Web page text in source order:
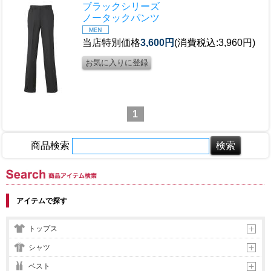
ブラックシリーズ
ノータックパンツ
当店特別価格3,600円 (消費税込:3,960円)
1
商品検索
商品アイテム検索
アイテムで探す
トップス
シャツ
ベスト